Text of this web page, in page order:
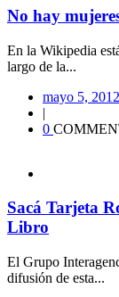
No hay
En la Wikipedia
largo de la...
mayo 5, 2012
|
0
Sacá Tarjeta
Libro
El Grupo
difusión de esta...